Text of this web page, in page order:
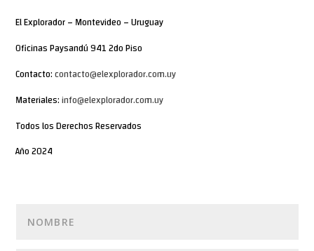
El Explorador – Montevideo – Uruguay
Oficinas Paysandú 941 2do Piso
Contacto:contacto@elexplorador.com.uy
Materiales:info@elexplorador.com.uy
Todos los Derechos Reservados
Año 2024